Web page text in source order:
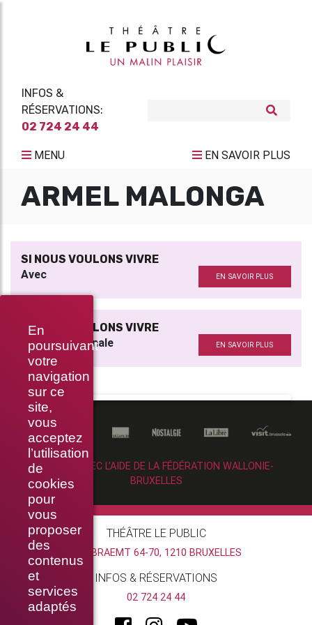
En
poursuivant
votre
navigation
sur ce
site,
vous
acceptez
l’utilisation
de
cookies
pour
vous
proposer
des
contenus
et
services
adaptés
INFOS &
RÉSERVATIONS:
02 724 24 44
MENU EN SAVOIR PLUS
ARMEL MALONGA
SI NOUS VOULONS VIVRE
Avec EN SAVOIR PLUS
SI NOUS VOULONS VIVRE
Musique originale EN SAVOIR PLUS
RÉALISÉ AVEC L’AIDE DE LA FÉDÉRATION WALLONIE-
BRUXELLES
THÉÂTRE LE PUBLIC
RUE BRAEMT 64-70, 1210 BRUXELLES
INFOS & RÉSERVATIONS
02 724 24 44